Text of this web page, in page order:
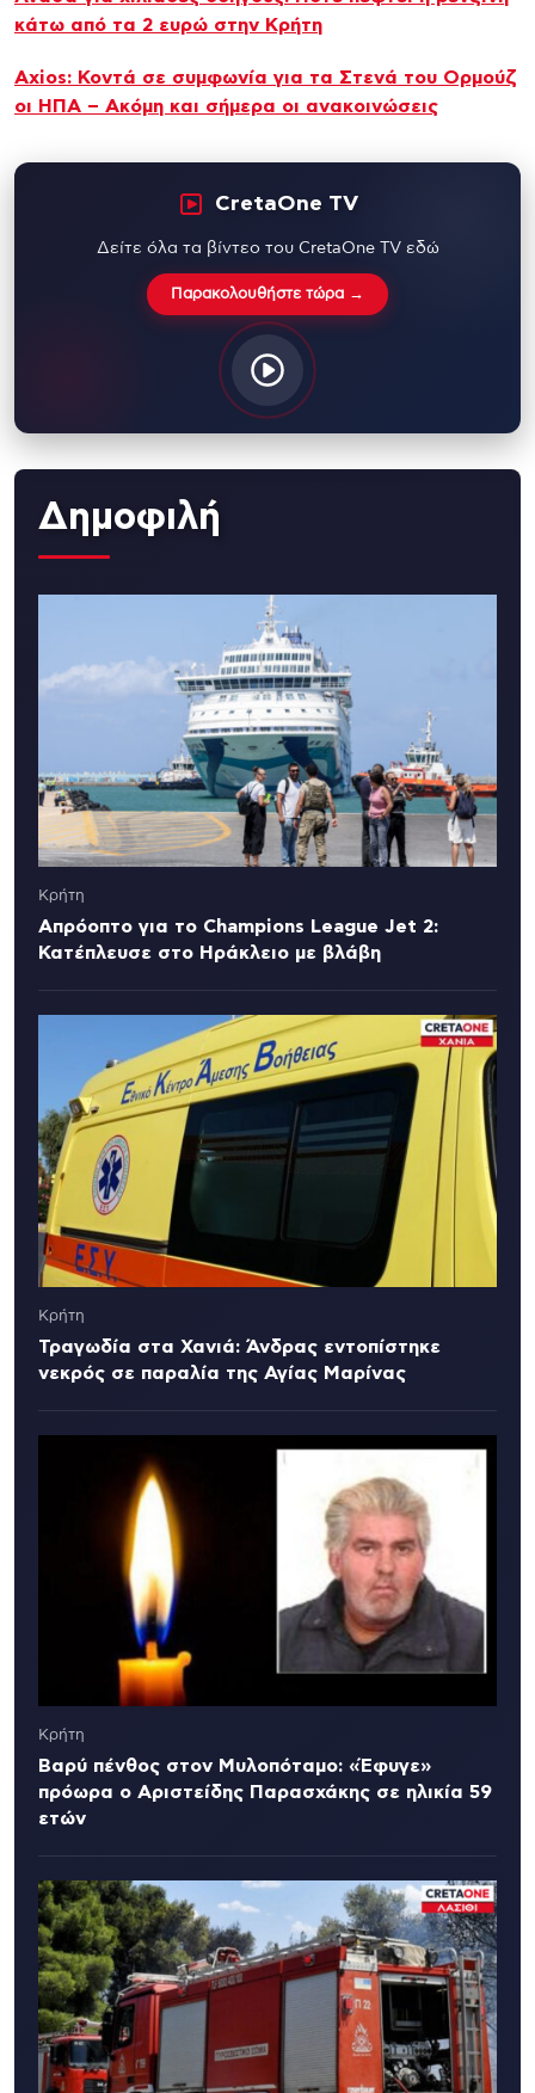
κάτω από τα 2 ευρώ στην Κρήτη
Axios: Κοντά σε συμφωνία για τα Στενά του Ορμούζ
οι ΗΠΑ – Ακόμη και σήμερα οι ανακοινώσεις
CretaOne TV
Δείτε όλα τα βίντεο του CretaOne TV εδώ
Παρακολουθήστε τώρα →
Δημοφιλή
Κρήτη
Απρόοπτο για το Champions League Jet 2:
Κατέπλευσε στο Ηράκλειο με βλάβη
Κρήτη
Τραγωδία στα Χανιά: Άνδρας εντοπίστηκε
νεκρός σε παραλία της Αγίας Μαρίνας
Κρήτη
Βαρύ πένθος στον Μυλοπόταμο: «Έφυγε»
πρόωρα ο Αριστείδης Παρασχάκης σε ηλικία 59
ετών